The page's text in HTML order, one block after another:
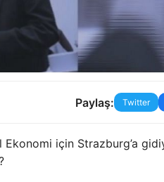
Paylaş: Twitter
için Strazburg’a